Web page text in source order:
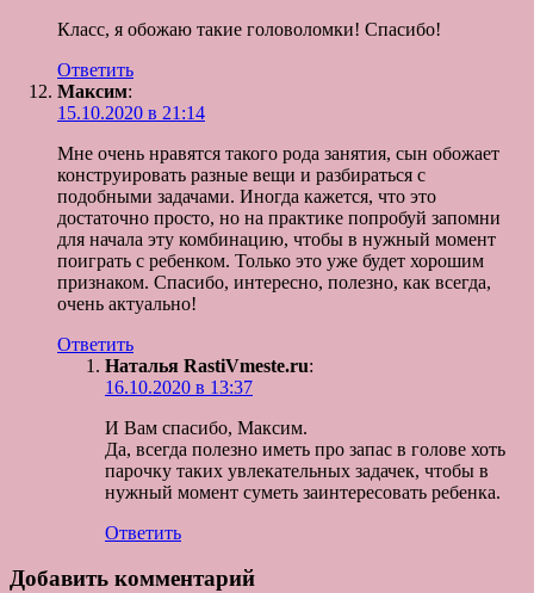
Класс, я обожаю такие головоломки! Спасибо!
Ответить
Максим:
15.10.2020 в 21:14
Мне очень нравятся такого рода занятия, сын обожает
конструировать разные вещи и разбираться с
подобными задачами. Иногда кажется, что это
достаточно просто, но на практике попробуй запомни
для начала эту комбинацию, чтобы в нужный момент
поиграть с ребенком. Только это уже будет хорошим
признаком. Спасибо, интересно, полезно, как всегда,
очень актуально!
Ответить
Наталья RastiVmeste.ru:
16.10.2020 в 13:37
И Вам спасибо, Максим.
Да, всегда полезно иметь про запас в голове хоть
парочку таких увлекательных задачек, чтобы в
нужный момент суметь заинтересовать ребенка.
Ответить
Добавить комментарий